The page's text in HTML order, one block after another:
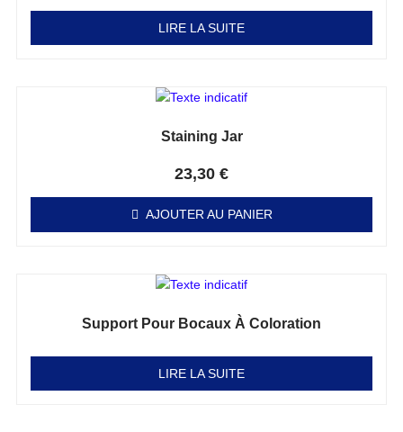
LIRE LA SUITE
Staining Jar
23,30 €
AJOUTER AU PANIER
Support Pour Bocaux À Coloration
LIRE LA SUITE